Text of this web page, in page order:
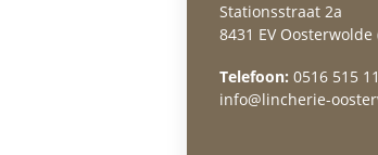
Stationsstraat 2a
8431 EV Oosterwolde
Telefoon: 0516 515
info@lincherie-